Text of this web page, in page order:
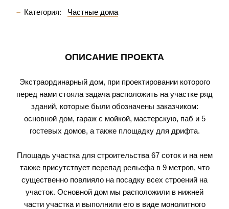
Категория:
Частные дома
ОПИСАНИЕ ПРОЕКТА
Экстраординарный дом, при проектировании которого
перед нами стояла задача расположить на участке ряд
зданий, которые были обозначены заказчиком:
основной дом, гараж с мойкой, мастерскую, паб и 5
гостевых домов, а также площадку для дрифта.
Площадь участка для строительства 67 соток и на нем
также присутствует перепад рельефа в 9 метров, что
существенно повлияло на посадку всех строений на
участок. Основной дом мы расположили в нижней
части участка и выполнили его в виде монолитного